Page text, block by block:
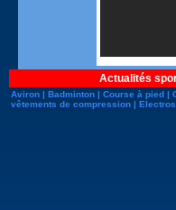
Actualités
Aviron | Badminton | Course à pied |
vêtements de compression |